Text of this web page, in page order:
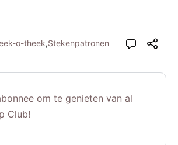
o-theek,Stekenpatronen
om te genieten van al
Club!